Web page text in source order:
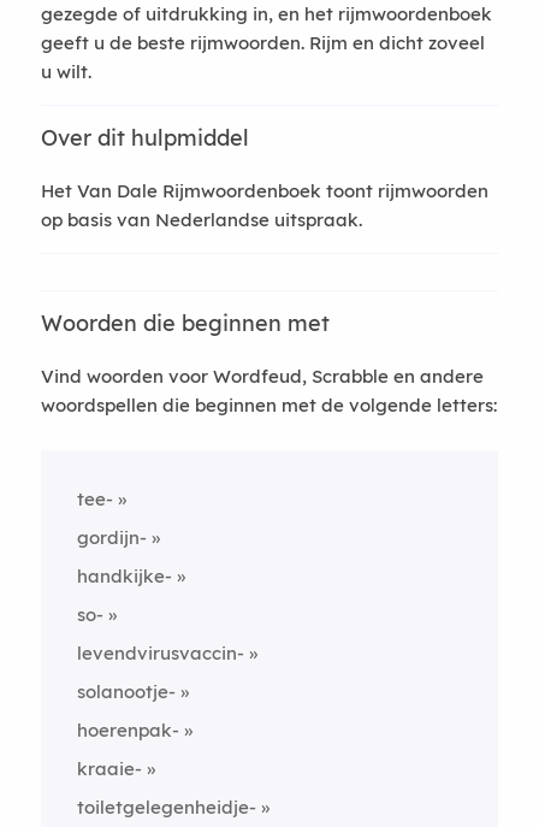
gezegde of uitdrukking in, en het rijmwoordenboek
geeft u de beste rijmwoorden. Rijm en dicht zoveel
u wilt.
Over dit hulpmiddel
Het Van Dale Rijmwoordenboek toont rijmwoorden
op basis van Nederlandse uitspraak.
Woorden die beginnen met
Vind woorden voor Wordfeud, Scrabble en andere
woordspellen die beginnen met de volgende letters:
tee-
gordijn-
handkijke-
so-
levendvirusvaccin-
solanootje-
hoerenpak-
kraaie-
toiletgelegenheidje-